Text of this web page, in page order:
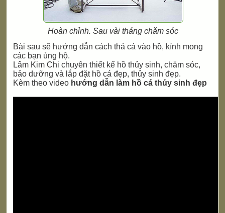
Hoàn chỉnh. Sau vài tháng chăm sóc
Bài sau sẽ hướng dẫn cách thả cá vào hồ, kính mong
các bạn ủng hộ.
Lâm Kim Chi chuyên thiết kế hồ thủy sinh, chăm sóc,
bảo dưỡng và lắp đặt hồ cá đẹp, thủy sinh đẹp.
Kèm theo video hướng dẫn làm hồ cá thủy sinh đẹp